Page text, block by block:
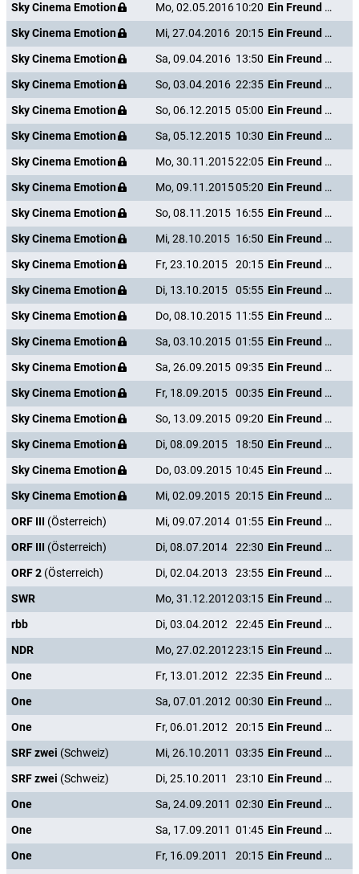
Sky Cinema Emotion
Mo, 02.05.201610:20
Ein Freund von mir
Sky Cinema Emotion
Mi, 27.04.2016 20:15
Ein Freund von mir
Sky Cinema Emotion
Sa, 09.04.2016 13:50
Ein Freund von mir
Sky Cinema Emotion
So, 03.04.2016 22:35
Ein Freund von mir
Sky Cinema Emotion
So, 06.12.2015 05:00
Ein Freund von mir
Sky Cinema Emotion
Sa, 05.12.2015 10:30
Ein Freund von mir
Sky Cinema Emotion
Mo, 30.11.201522:05
Ein Freund von mir
Sky Cinema Emotion
Mo, 09.11.201505:20
Ein Freund von mir
Sky Cinema Emotion
So, 08.11.2015 16:55
Ein Freund von mir
Sky Cinema Emotion
Mi, 28.10.2015 16:50
Ein Freund von mir
Sky Cinema Emotion
Fr, 23.10.2015 20:15
Ein Freund von mir
Sky Cinema Emotion
Di, 13.10.2015 05:55
Ein Freund von mir
Sky Cinema Emotion
Do, 08.10.2015 11:55
Ein Freund von mir
Sky Cinema Emotion
Sa, 03.10.2015 01:55
Ein Freund von mir
Sky Cinema Emotion
Sa, 26.09.2015 09:35
Ein Freund von mir
Sky Cinema Emotion
Fr, 18.09.2015 00:35
Ein Freund von mir
Sky Cinema Emotion
So, 13.09.2015 09:20
Ein Freund von mir
Sky Cinema Emotion
Di, 08.09.2015 18:50
Ein Freund von mir
Sky Cinema Emotion
Do, 03.09.2015 10:45
Ein Freund von mir
Sky Cinema Emotion
Mi, 02.09.2015 20:15
Ein Freund von mir
ORF III (Österreich) Mi, 09.07.2014 01:55
Ein Freund von mir
ORF III (Österreich) Di, 08.07.2014 22:30
Ein Freund von mir
ORF 2 (Österreich) Di, 02.04.2013 23:55
Ein Freund von mir
SWR
Mo, 31.12.201203:15
Ein Freund von mir
rbb
Di, 03.04.2012 22:45
Ein Freund von mir
NDR
Mo, 27.02.201223:15
Ein Freund von mir
One
Fr, 13.01.2012 22:35
Ein Freund von mir
One
Sa, 07.01.2012 00:30
Ein Freund von mir
One
Fr, 06.01.2012 20:15
Ein Freund von mir
SRF zwei (Schweiz) Mi, 26.10.2011 03:35
Ein Freund von mir
SRF zwei (Schweiz) Di, 25.10.2011 23:10
Ein Freund von mir
One
Sa, 24.09.2011 02:30
Ein Freund von mir
One
Sa, 17.09.2011 01:45
Ein Freund von mir
One
Fr, 16.09.2011 20:15
Ein Freund von mir